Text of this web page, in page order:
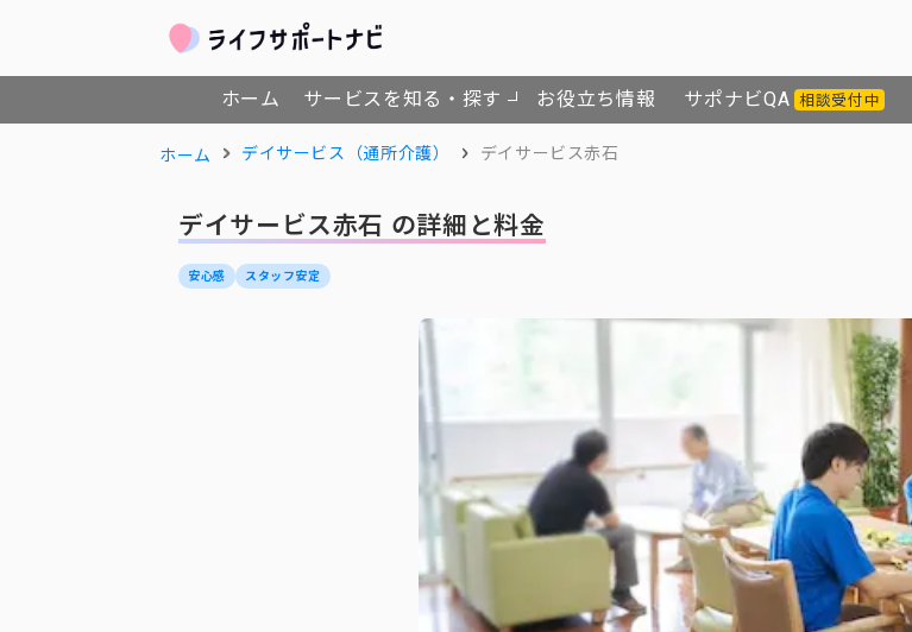
ホーム サービスを知る・探す お役立ち情報 サポナビQA 相談受付中
ホーム デイサービス（通所介護） デイサービス赤石
デイサービス赤石 の詳細と料金
安心感 スタッフ安定